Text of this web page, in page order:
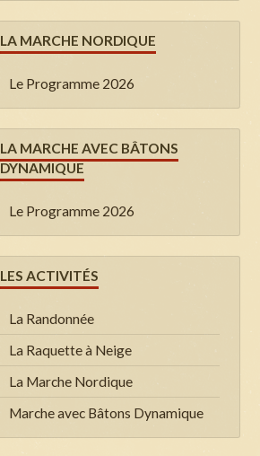
LA MARCHE NORDIQUE
Le Programme 2026
LA MARCHE AVEC BÂTONS
DYNAMIQUE
Le Programme 2026
LES ACTIVITÉS
La Randonnée
La Raquette à Neige
La Marche Nordique
Marche avec Bâtons Dynamique